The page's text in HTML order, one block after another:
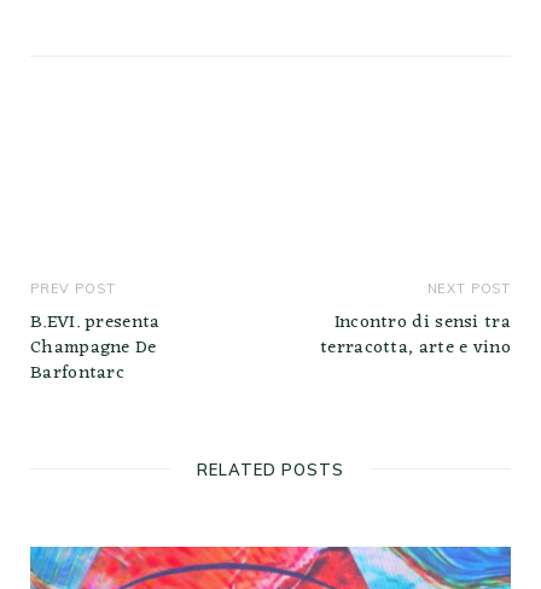
PREV POST
B.EVI. presenta
Champagne De
Barfontarc
NEXT POST
Incontro di sensi tra
terracotta, arte e vino
RELATED POSTS